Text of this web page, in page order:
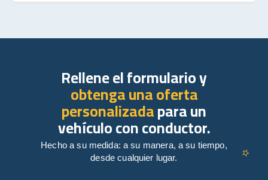
Rellene el formulario y
obtenga una oferta
personalizadapara un
vehículo con conductor.
Hecho a su medida: a su manera, a su tiempo,
desde cualquier lugar.